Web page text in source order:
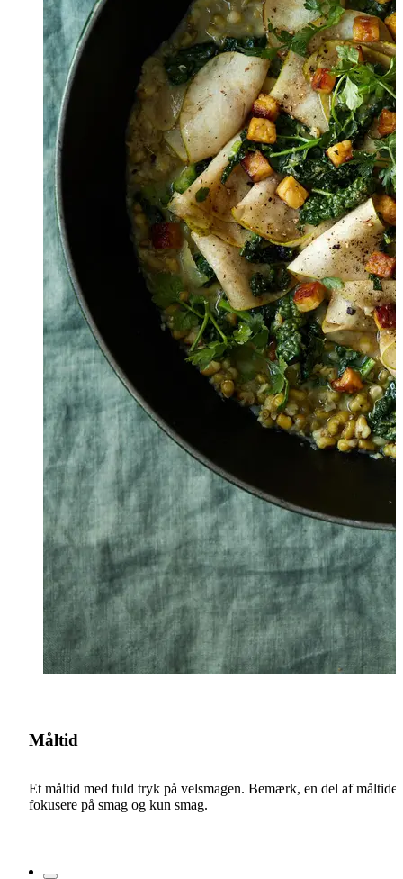
Måltid
Et måltid med fuld tryk på velsmagen. Bemærk, en del af
fokusere på smag og kun smag.